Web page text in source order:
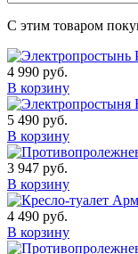
С этим товаром
4 990 руб.
В корзину
5 490 руб.
В корзину
3 947 руб.
В корзину
4 490 руб.
В корзину